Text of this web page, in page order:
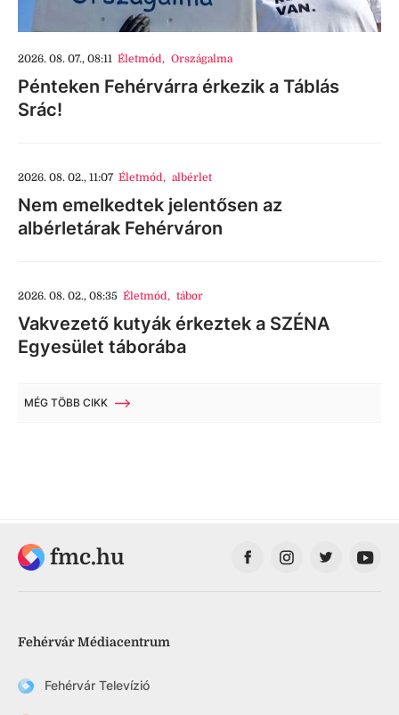
2026. 08. 07., 08:11 Életmód, Országalma
Pénteken Fehérvárra érkezik a Táblás
Srác!
2026. 08. 02., 11:07 Életmód, albérlet
Nem emelkedtek jelentősen az
albérletárak Fehérváron
2026. 08. 02., 08:35 Életmód, tábor
Vakvezető kutyák érkeztek a SZÉNA
Egyesület táborába
MÉG TÖBB CIKK
fmc.hu
Fehérvár Médiacentrum
Fehérvár Televízió